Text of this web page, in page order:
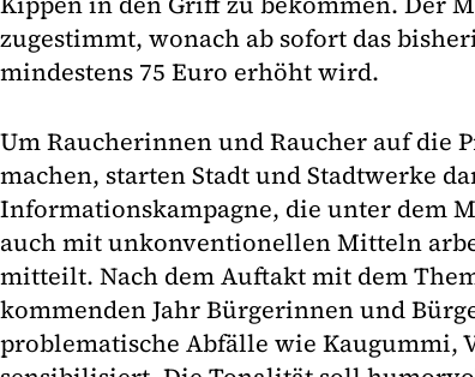
zugestimmt, wonach ab sofort das
mindestens 75 Euro erhöht wird.
Um Raucherinnen und Raucher auf die
machen, starten Stadt und Stadtwerke
Informationskampagne, die unter dem
auch mit unkonventionellen Mitteln
mitteilt. Nach dem Auftakt mit dem
kommenden Jahr Bürgerinnen und
problematische Abfälle wie Kaugummi,